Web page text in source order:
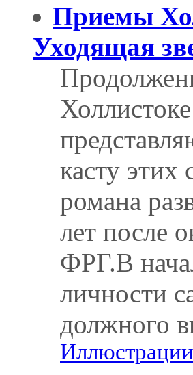
Приемы
Уходящая
касту этих
романа
лет после
ФРГ.В
личности
должного